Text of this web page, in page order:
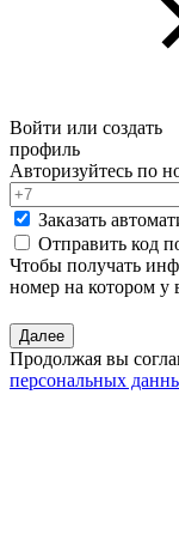
Войти или создать
профиль
Авторизуйтесь по
Заказать
Отправить код
Чтобы получать
номер на котором у
Далее
Продолжая вы
персональных